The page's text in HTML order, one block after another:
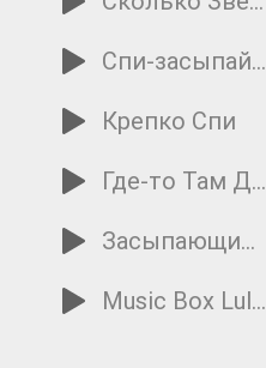
Спи-засыпай, Маленькая Принцес
Крепко Спи
Где-то Там Далеко
Засыпающий Малыш
Music Box Lullaby